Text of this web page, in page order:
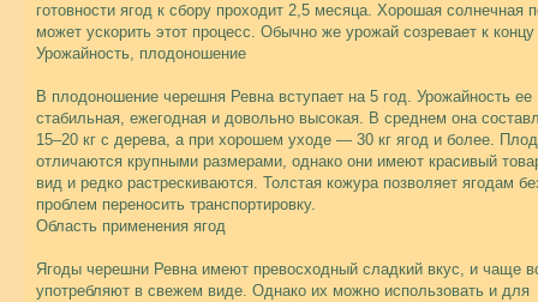
готовности ягод к сбору проходит 2,5 месяца. Хорошая солнечная
может ускорить этот процесс. Обычно же урожай созревает к
Урожайность, плодоношение
В плодоношение черешня Ревна вступает на 5 год. Урожайность ее
стабильная, ежегодная и довольно высокая. В среднем она
15–20 кг с дерева, а при хорошем уходе — 30 кг ягод и более.
отличаются крупными размерами, однако они имеют красивый
вид и редко растрескиваются. Толстая кожура позволяет ягодам
проблем переносить транспортировку.
Область применения ягод
Ягоды черешни Ревна имеют превосходный сладкий вкус, и чаще
употребляют в свежем виде. Однако их можно использовать и для